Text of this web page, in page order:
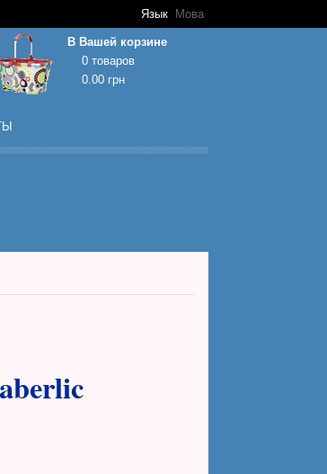
Язык Мова
В Вашей корзине
0 товаров
0.00 грн
покупок пуста!